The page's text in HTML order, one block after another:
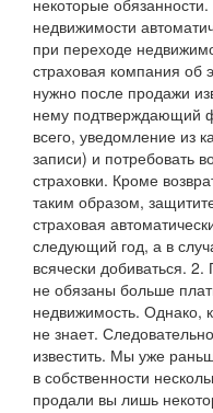
некоторые
недвижимости
при переходе
страховая компания об
нужно после продажи
нему подтверждающий
всего, уведомление из
записи) и потребовать
страховки. Кроме
таким образом,
страховая
следующий год, а в
всячески добиваться.
не обязаны больше
недвижимость. Однако,
не знает.
известить. Мы уже
в собственности
продали вы лишь